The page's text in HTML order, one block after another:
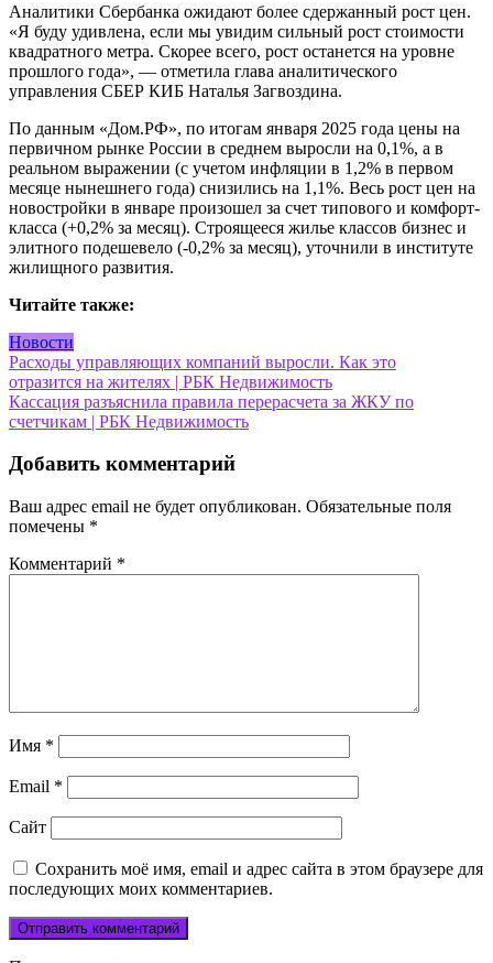
Аналитики Сбербанка ожидают более сдержанный рост цен.
«Я буду удивлена, если мы увидим сильный рост стоимости
квадратного метра. Скорее всего, рост останется на уровне
прошлого года», — отметила глава аналитического
управления СБЕР КИБ Наталья Загвоздина.
По данным «Дом.РФ», по итогам января 2025 года цены на
первичном рынке России в среднем выросли на 0,1%, а в
реальном выражении (с учетом инфляции в 1,2% в первом
месяце нынешнего года) снизились на 1,1%. Весь рост цен на
новостройки в январе произошел за счет типового и комфорт-
класса (+0,2% за месяц). Строящееся жилье классов бизнес и
элитного подешевело (-0,2% за месяц), уточнили в институте
жилищного развития.
Читайте также:
Новости
Навигация
по
записям
Расходы управляющих компаний выросли. Как это
отразится на жителях | РБК Недвижимость
Кассация разъяснила правила перерасчета за ЖКУ по
счетчикам | РБК Недвижимость
Добавить комментарий
Ваш адрес email не будет опубликован. Обязательные поля
помечены *
Комментарий *
Имя *
Email *
Сайт
Сохранить моё имя, email и адрес сайта в этом браузере для
последующих моих комментариев.